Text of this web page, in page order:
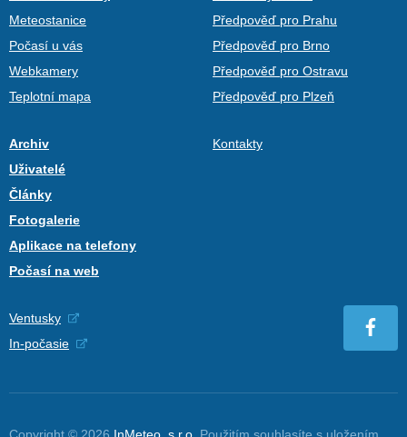
Meteostanice
Počasí u vás
Webkamery
Teplotní mapa
Předpověď pro Prahu
Předpověď pro Brno
Předpověď pro Ostravu
Předpověď pro Plzeň
Archiv
Uživatelé
Články
Fotogalerie
Aplikace na telefony
Počasí na web
Kontakty
Ventusky
In-počasie
Copyright © 2026 InMeteo, s.r.o. Použitím souhlasíte s uložením